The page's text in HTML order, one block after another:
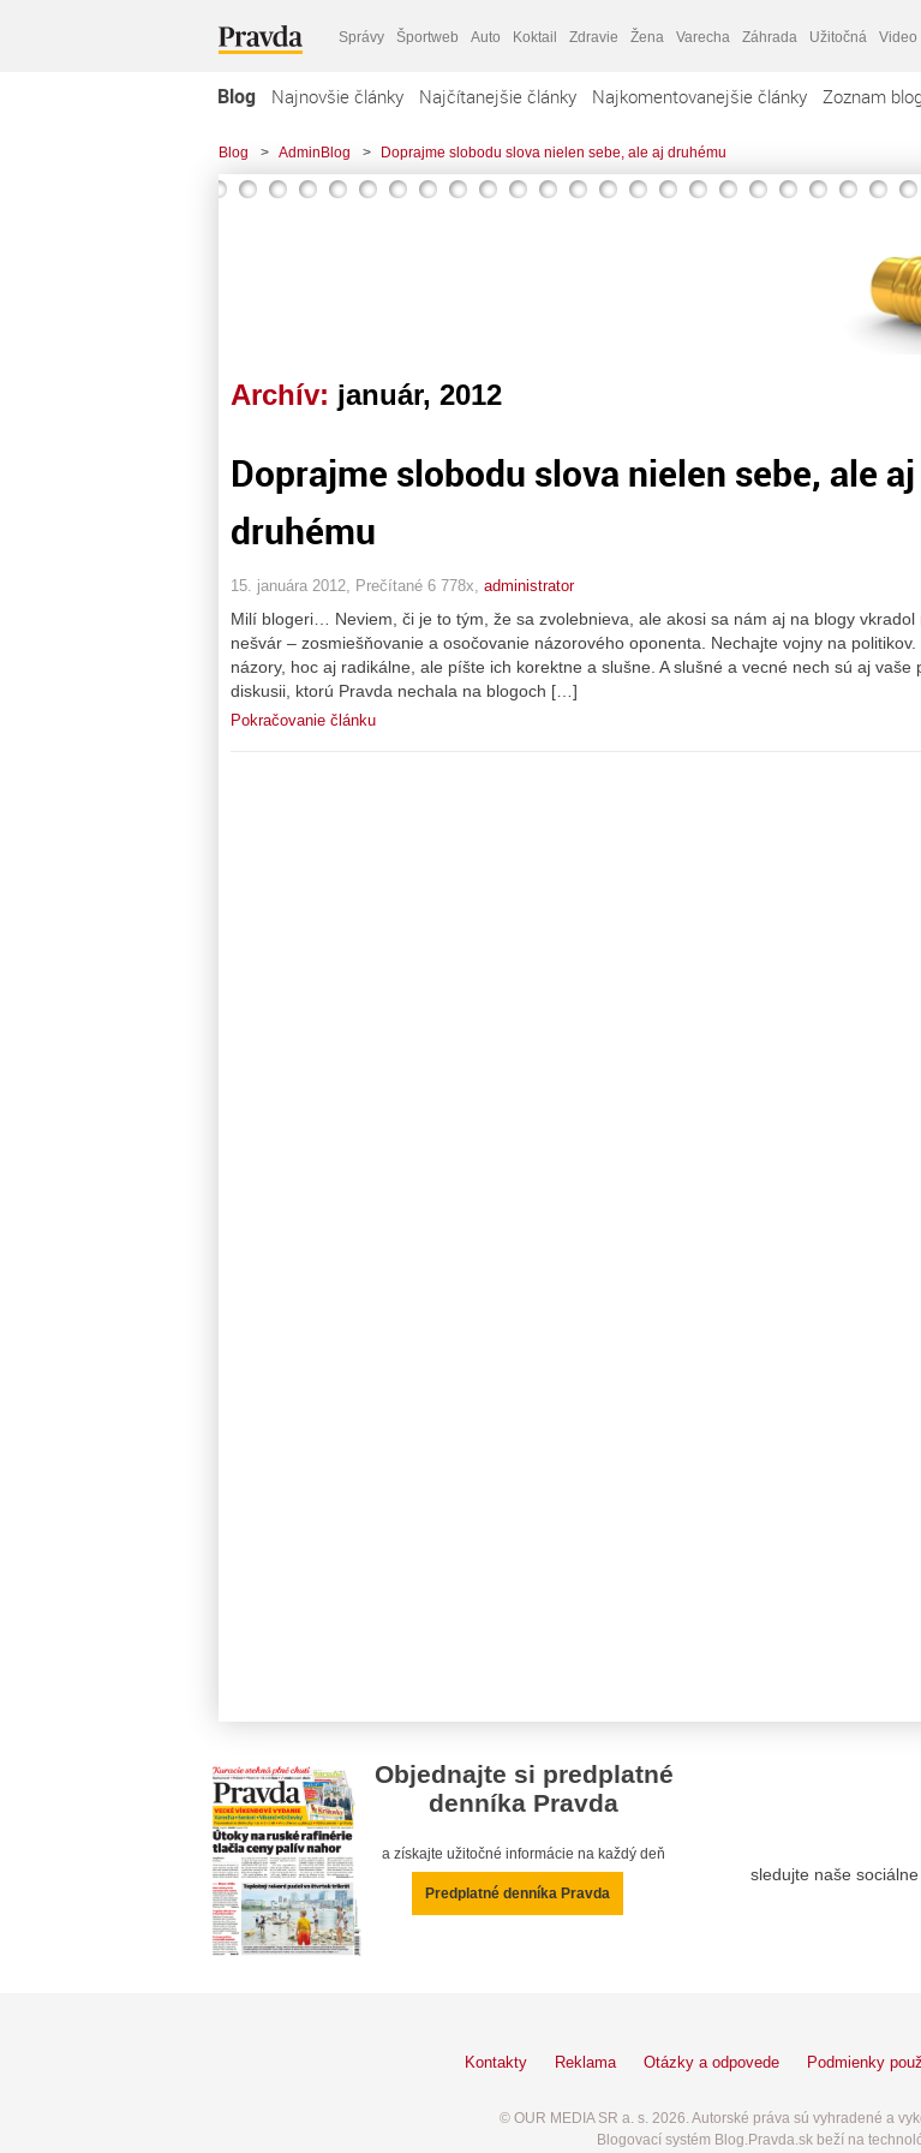
Správy Športweb Auto Koktail Zdravie Žena Varecha Záhrada Užitočná Video
Blog Najnovšie články Najčítanejšie články Najkomentovanejšie články Zoznam
Blog > AdminBlog > Doprajme slobodu slova nielen sebe, ale aj druhému
Archív: január, 2012
Doprajme slobodu slova nielen sebe, ale aj
druhému
15. januára 2012, Prečítané 6 778x, administrator
Milí blogeri… Neviem, či je to tým, že sa zvolebnieva, ale akosi sa nám aj na blogy vkradol
nešvár – zosmiešňovanie a osočovanie názorového oponenta. Nechajte vojny na politikov.
názory, hoc aj radikálne, ale píšte ich korektne a slušne. A slušné a vecné nech sú aj vaše
diskusii, ktorú Pravda nechala na blogoch […]
Pokračovanie článku
Objednajte si predplatné
denníka Pravda
a získajte užitočné informácie na každý deň
Predplatné denníka Pravda
sledujte naše
Kontakty Reklama Otázky a odpovede Podmienky
© OUR MEDIA SR a. s. 2026. Autorské práva sú vyhradené a
Blogovací systém Blog.Pravda.sk beží na